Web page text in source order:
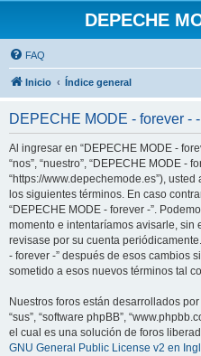
DEPECHE
FAQ
Inicio Índice general
DEPECHE MODE - forever -
Al ingresar en “DEPECHE MODE -
“nos”, “nuestro”, “DEPECHE MODE -
“https://www.depechemode.es”),
los siguientes términos. En caso
“DEPECHE MODE - forever -”.
momento e intentaríamos avisarle, sin
revisase por su cuenta
- forever -” después de esos cambios
sometido a esos nuevos términos tal
Nuestros foros están desarrollados
“sus”, “software phpBB”,
el cual es una solución de foros
GNU General Public License v2 en